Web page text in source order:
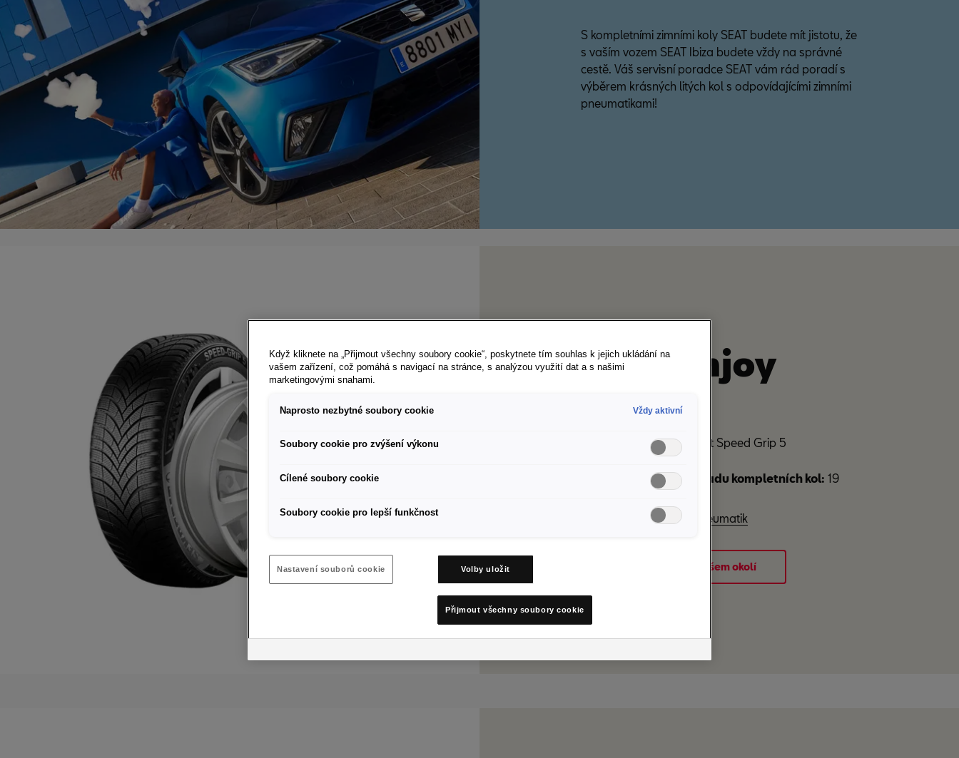
S kompletními zimními koly SEAT budete mít jistotu, že
s vaším vozem SEAT Ibiza budete vždy na správné
cestě. Váš servisní poradce SEAT vám rád poradí s
výběrem krásných litých kol s odpovídajícími zimními
pneumatikami!
SEAT Enjoy
185/65 R15 88T Semperit Speed Grip 5
Art. Nr. S1856515SG5EN
Doporučená cena za sadu kompletních kol: 19
Štítek EU pro značení pneumatik
Partneři SEAT ve vašem okolí
Když kliknete na „Přijmout všechny soubory cookie“, poskytnete tím souhlas k jejich ukládání na
vašem zařízení, což pomáhá s navigací na stránce, s analýzou využití dat a s našimi
marketingovými snahami.
Naprosto nezbytné soubory cookie Vždy aktivní
Soubory cookie pro zvýšení výkonu
Cílené soubory cookie
Soubory cookie pro lepší funkčnost
Nastavení souborů cookie Volby uložit
Přijmout všechny soubory cookie